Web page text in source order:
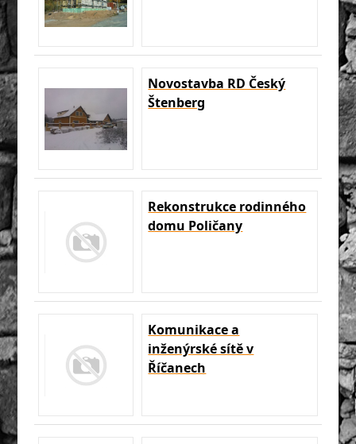
Novostavba RD Český
Štenberg
Rekonstrukce rodinného
domu Poličany
Komunikace a
inženýrské sítě v
Říčanech